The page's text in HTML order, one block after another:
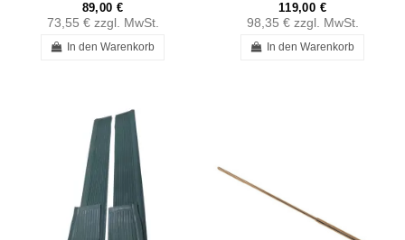
89,00 €
73,55 € zzgl. MwSt.
In den Warenkorb
119,00 €
98,35 € zzgl. MwSt.
In den Warenkorb